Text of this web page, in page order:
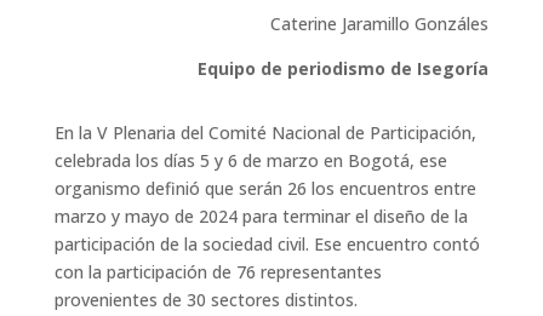
Caterine Jaramillo Gonzáles
Equipo de periodismo de Isegoría
En la V Plenaria del Comité Nacional de Participación,
celebrada los días 5 y 6 de marzo en Bogotá, ese
organismo definió que serán 26 los encuentros entre
marzo y mayo de 2024 para terminar el diseño de la
participación de la sociedad civil. Ese encuentro contó
con la participación de 76 representantes
provenientes de 30 sectores distintos.